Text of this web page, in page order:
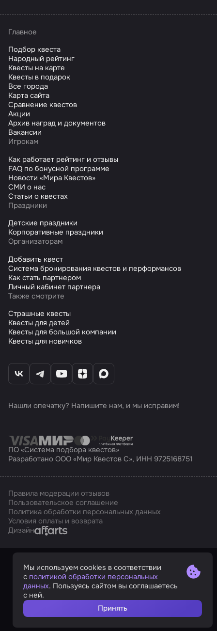
Главное
Подбор квеста
Народный рейтинг
Квесты на карте
Квесты в подарок
Все города
Карта сайта
Сравнение квестов
Акции
Архив наград и документов
Вакансии
Игрокам
Как работает рейтинг и отзывы
FAQ по бонусной программе
Новости «Мира Квестов»
СМИ о нас
Статьи о квестах
Праздники
Детские праздники
Корпоративные праздники
Организаторам
Добавить квест
Система бронирования квестов и перформансов
Как стать партнером
Личный кабинет партнера
Также смотрите
Страшные квесты
Квесты для детей
Квесты для большой компании
Квесты для новичков
Нашли опечатку? Напишите нам, и мы исправим!
ПО «Система подбора квестов»
Разработано ООО «Мир Квестов С», ИНН 9725168751
Правила модерации отзывов
Пользовательское соглашение
Политика обработки персональных данных
Условия оплаты и возврата
ДизайнAffarts
Мы используем cookies в соответствии
с политикой обработки персональных
данных. Пользуясь сайтом вы соглашаетесь
с ней.
Принять